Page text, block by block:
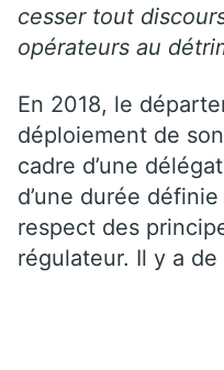
cesser tout
opérateurs au
En 2018, le
déploiement de
cadre d’une
d’une durée
respect des
régulateur. Il y a